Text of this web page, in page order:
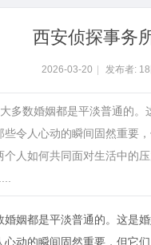
西安侦探事务
2026-03-20 发布者:
多数婚姻都是平淡普通的
些令人心动的瞬间固然重要
人如何共同面对生活中的
婚姻都是平淡普通的。这是
动的瞬间固然重要，但它